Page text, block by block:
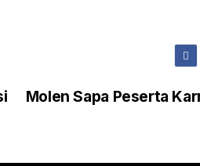
Molen Sapa Peserta